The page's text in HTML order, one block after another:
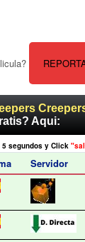
Aqui:
segundos y Click
Servidor